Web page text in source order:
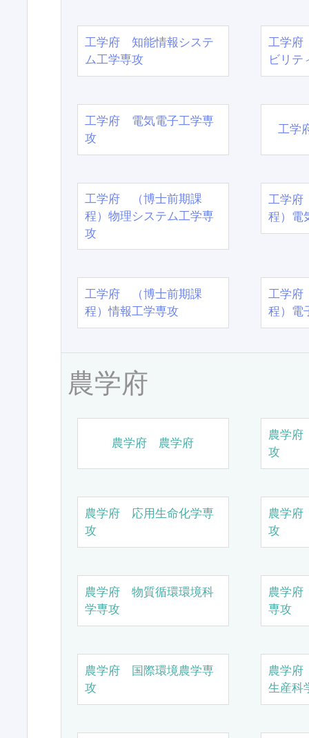
工学府 知能情報システ
ム工学専攻
工学府
ビリテ
工学府 電気電子工学専
攻
工学
工学府 （博士前期課
程）物理システム工学専
攻
工学
程）電
工学府 （博士前期課
程）情報工学専攻
工学
程）電
農学府
農学府 農学府
農学
攻
農学府 応用生命化学専
攻
農学
攻
農学府 物質循環環境科
学専攻
農学
専攻
農学府 国際環境農学専
攻
農学
生産科